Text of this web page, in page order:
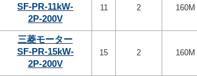
SF-PR-11kW-
2P-200V
11 2 160M
三菱モーター
SF-PR-15kW-
2P-200V
15 2 160M